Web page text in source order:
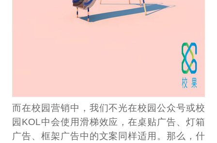
而在校园营销中，我们不光在校园公众号或校
园KOL中会使用滑梯效应，在桌贴广告、灯箱
广告、框架广告中的文案同样适用。那么，什